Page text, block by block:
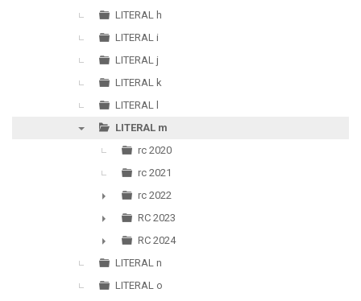
LITERAL h
LITERAL i
LITERAL j
LITERAL k
LITERAL l
LITERAL m
rc 2020
rc 2021
►
rc 2022
►
RC 2023
►
RC 2024
LITERAL n
LITERAL o